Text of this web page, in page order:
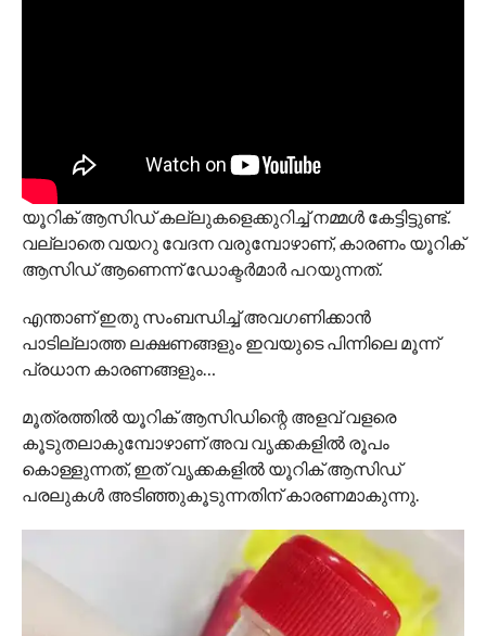
യൂറിക് ആസിഡ് കല്ലുകളെക്കുറിച്ച് നമ്മള്‍ കേട്ടിട്ടുണ്ട്.
വല്ലാതെ വയറു വേദന വരുമ്പോഴാണ്, കാരണം യൂറിക്
ആസിഡ് ആണെന്ന് ഡോക്ടര്‍മാര്‍ പറയുന്നത്.
എന്താണ് ഇതു സംബന്ധിച്ച് അവഗണിക്കാന്‍
പാടില്ലാത്ത ലക്ഷണങ്ങളും ഇവയുടെ പിന്നിലെ മൂന്ന്
പ്രധാന കാരണങ്ങളും…
മൂത്രത്തില്‍ യൂറിക് ആസിഡിന്റെ അളവ് വളരെ
കൂടുതലാകുമ്പോഴാണ് അവ വൃക്കകളില്‍ രൂപം
കൊള്ളുന്നത്, ഇത് വൃക്കകളില്‍ യൂറിക് ആസിഡ്
പരലുകള്‍ അടിഞ്ഞുകൂടുന്നതിന് കാരണമാകുന്നു.